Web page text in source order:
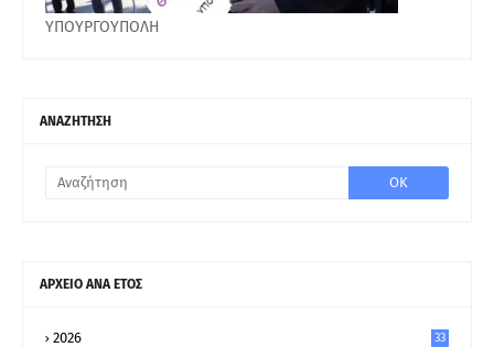
ΥΠΟΥΡΓΟΥΠΟΛΗ
ΑΝΑΖΗΤΗΣΗ
ΑΡΧΕΙΟ ΑΝΑ ΕΤΟΣ
2026 33